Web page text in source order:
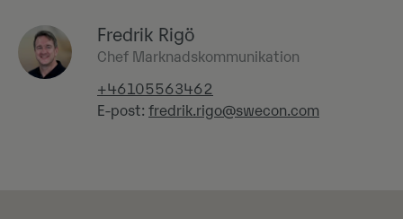
Fredrik Rigö
Chef Marknadskommunikation
+46105563462
E-post: fredrik.rigo@swecon.com